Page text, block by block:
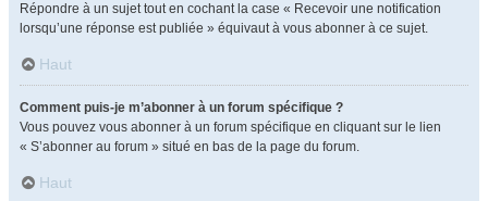
Répondre à un sujet tout en cochant la case « Recevoir une notification
lorsqu’une réponse est publiée » équivaut à vous abonner à ce sujet.
Haut
Comment puis-je m’abonner à un forum spécifique ?
Vous pouvez vous abonner à un forum spécifique en cliquant sur le lien
« S’abonner au forum » situé en bas de la page du forum.
Haut